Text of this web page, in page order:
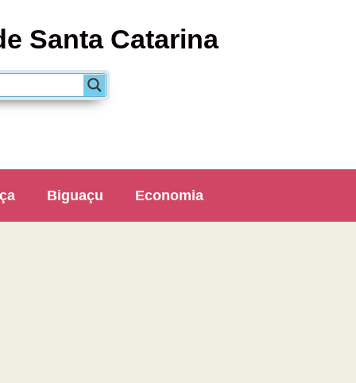
Santa Catarina
Biguaçu Economia